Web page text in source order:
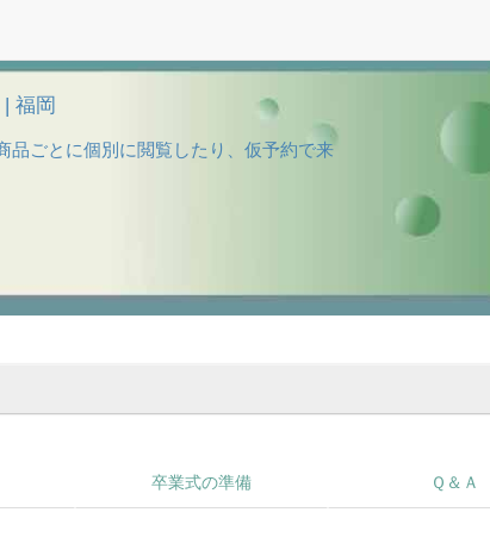
福岡
品ごとに個別に閲覧したり、仮予約で来
卒業式の準備 Ｑ＆Ａ